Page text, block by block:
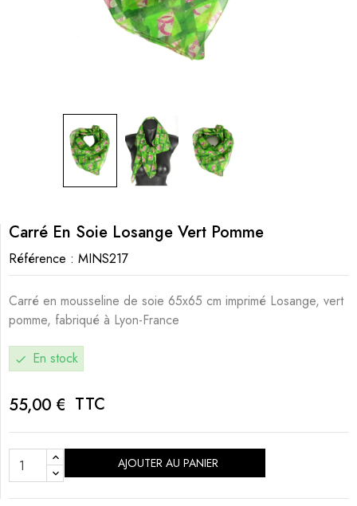
Carré En Soie Losange Vert Pomme
Référence : MINS217
Carré en mousseline de soie 65x65 cm imprimé Losange, vert
pomme, fabriqué à Lyon-France
check En stock
55,00 € TTC
AJOUTER AU PANIER